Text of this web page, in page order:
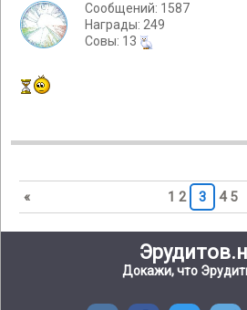
Сообщений: 1587
Награды: 249
Cовы: 13
« 1 2 3 4 5
Докажи, что